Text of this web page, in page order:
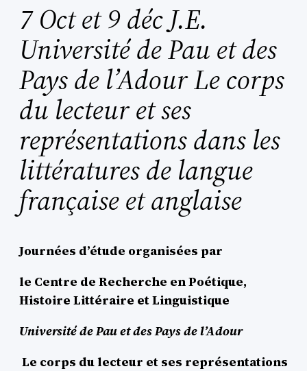
7 Oct et 9 déc J.E.
Université de Pau et des
Pays de l’Adour Le corps
du lecteur et ses
représentations dans les
littératures de langue
française et anglaise
Journées d’étude organisées par
le Centre de Recherche en Poétique,
Histoire Littéraire et Linguistique
Université de Pau et des Pays de l’Adour
Le corps du lecteur et ses représentations